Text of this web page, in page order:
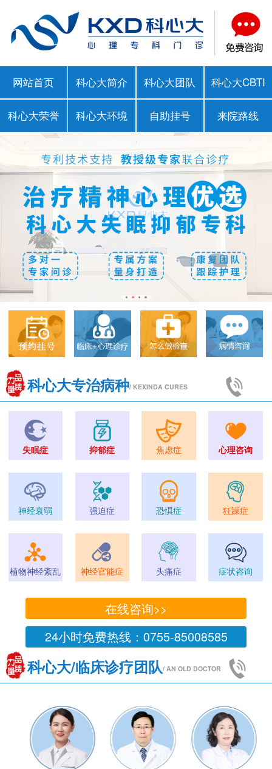
网站首页 科心大简介 科心大团队 科心大CBTI
科心大荣誉 科心大环境 自助挂号 来院路线
科心大专治病种/ KEXINDA CURES
失眠症 抑郁症 焦虑症 心理咨询
神经衰弱 强迫症 恐惧症 狂躁症
植物神经紊乱 神经官能症 头痛症 症状咨询
在线咨询>>
24小时免费热线：0755-85008585
科心大/临床诊疗团队/ AN OLD DOCTOR